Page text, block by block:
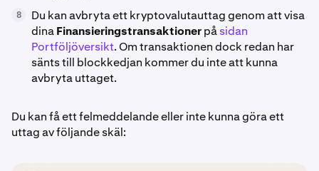
8
Du kan avbryta ett kryptovalutauttag genom att visa
dinaFinansieringstransaktionerpåsidan
Portföljöversikt. Om transaktionen dock redan har
sänts till blockkedjan kommer du inte att kunna
avbryta uttaget.
Du kan få ett felmeddelande eller inte kunna göra ett
uttag av följande skäl: